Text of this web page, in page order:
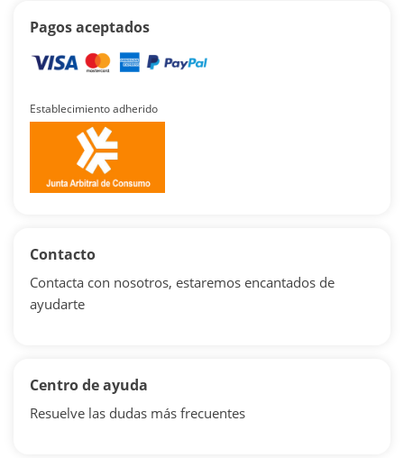
Pagos aceptados
Establecimiento adherido
Contacto
Contacta con nosotros, estaremos encantados de
ayudarte
Centro de ayuda
Resuelve las dudas más frecuentes